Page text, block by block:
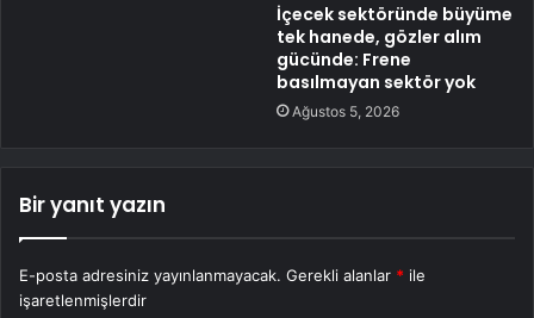
İçecek sektöründe büyüme
tek hanede, gözler alım
gücünde: Frene
basılmayan sektör yok
Ağustos 5, 2026
Bir yanıt yazın
E-posta adresiniz yayınlanmayacak. Gerekli alanlar * ile
işaretlenmişlerdir